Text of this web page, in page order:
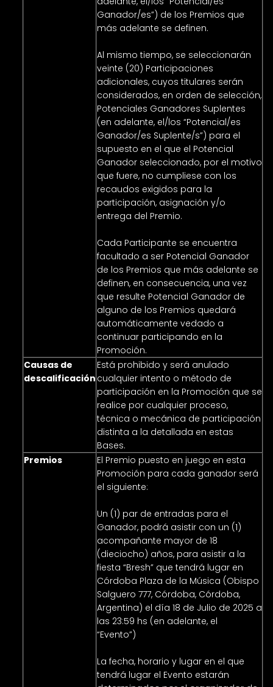
Ganador/es”) de los Premios que
más adelante se definen.
Al mismo tiempo, se seleccionarán
veinte (20) Participaciones
adicionales, cuyos titulares serán
considerados, en orden de selección,
Potenciales Ganadores Suplentes
(en adelante, el/los “Potencial/es
Ganador/es Suplente/s”) para el
supuesto en el que el Potencial
Ganador seleccionado, por el motivo
que fuere, no cumpliese con los
recaudos exigidos para la
participación, asignación y/o
entrega del Premio.
Cada Participante se encuentra
facultado a ser Potencial Ganador
de los Premios que más adelante se
definen, en consecuencia, una vez
que resulte Potencial Ganador de
alguno de los Premios quedará
automáticamente vedado a
continuar participando en la
Promoción.
Causas de
descalificación
Está prohibido y será anulado
cualquier intento o método de
participación en la Promoción que se
realice por cualquier proceso,
técnica o mecánica de participación
distinta a la detallada en estas
Bases.
Premios
El Premio puesto en juego en esta
Promoción para cada ganador será
el siguiente:
Un (1) par de entradas para el
Ganador, podrá asistir con un (1)
acompañante mayor de 18
(dieciocho) años, para asistir a la
fiesta “Bresh” que tendrá lugar en
Córdoba Plaza de la Música (Obispo
Salguero 777, Córdoba, Córdoba,
Argentina) el día 18 de Julio de 2025 a
las 23:59 hs (en adelante, el
“Evento”)
La fecha, horario y lugar en el que
tendrá lugar el Evento estarán